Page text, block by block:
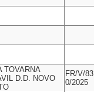
TOVARNA
D.D. NOVO
FR/V/
0/2025